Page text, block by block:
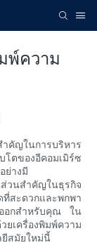
พ์ความ
ญในการบริหาร
ตของอีคอมเมิร์ซ
ย่างมี
นสำคัญในธุรกิจ
สะดวกและพกพา
ออกสำหรับคุณ ใน
เครื่องพิมพ์ความ
สมัยใหม่นี้